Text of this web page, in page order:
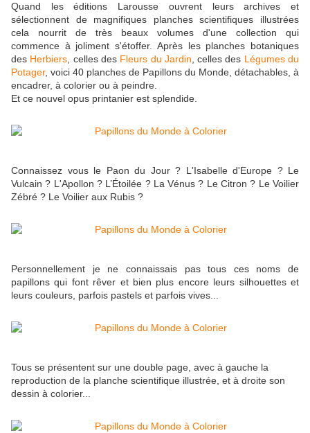
Quand les éditions Larousse ouvrent leurs archives et
sélectionnent de magnifiques planches scientifiques illustrées
cela nourrit de très beaux volumes d'une collection qui
commence à joliment s'étoffer. Après les planches botaniques
des Herbiers , celles des Fleurs du Jardin , celles des Légumes du
Potager, voici 40 planches de Papillons du Monde, détachables, à
encadrer, à colorier ou à peindre.
Et ce nouvel opus printanier est splendide.
Connaissez vous le Paon du Jour ? L'Isabelle d'Europe ? Le
Vulcain ? L'Apollon ? L’Étoilée ? La Vénus ? Le Citron ? Le Voilier
Zébré ? Le Voilier aux Rubis ?
Personnellement je ne connaissais pas tous ces noms de
papillons qui font rêver et bien plus encore leurs silhouettes et
leurs couleurs, parfois pastels et parfois vives...
Tous se présentent sur une double page, avec à gauche la
reproduction de la planche scientifique illustrée, et à droite son
dessin à colorier...